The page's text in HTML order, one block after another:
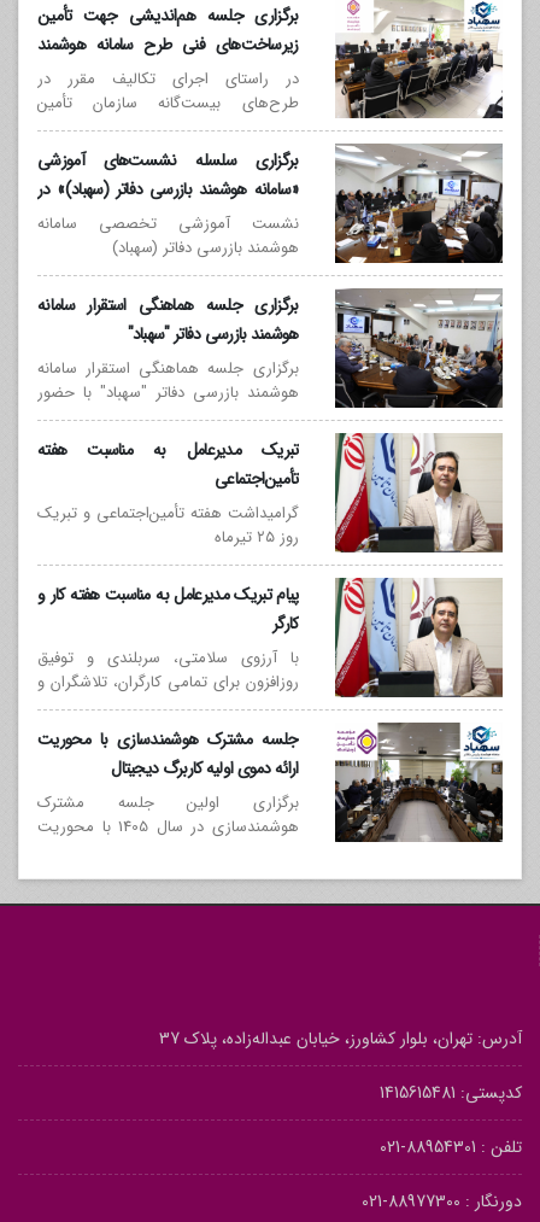
برگزاری جلسه هم‌اندیشی جهت تأمین
زیرساخت‌های فنی طرح سامانه هوشمند
بازرسی دفاتر (سهباد)
در راستای اجرای تکالیف مقرر در
طرح‌های بیست‌گانه سازمان تأمین
اجتماعی و با هدف تحقق هوشمندسازی
فرآیندها، مورخ 1405/05/11 جلسه
تخصصی بررسی و تأمین زیرساخت‌های
ارتباطی و تجهیزات فنی مورد نیاز برای
استقرار سامانه «سهباد» در مؤسسه
حسابرسی تأمین اجتماعی برگزار شد.
برگزاری سلسله نشست‌های آموزشی
«سامانه هوشمند بازرسی دفاتر (سهباد)» در
موسسه حسابرسی تأمین اجتماعی
نشست آموزشی تخصصی سامانه
هوشمند بازرسی دفاتر (سهباد)
برگزاری جلسه هماهنگی استقرار سامانه
هوشمند بازرسی دفاتر "سهباد"
برگزاری جلسه هماهنگی استقرار سامانه
هوشمند بازرسی دفاتر "سهباد" با حضور
دبیرخانه امور کارگزاری‌ها، انجمن صنفی
کارگزاری ها سازمان تامین اجتماعی و
جامعه حسابداران رسمی
تبریک مدیرعامل به مناسبت هفته
تأمین‌اجتماعی
گرامیداشت هفته تأمین‌اجتماعی و تبریک
روز ۲۵ تیرماه
پیام تبریک مدیرعامل به مناسبت هفته کار و
کارگر
با آرزوی سلامتی، سربلندی و توفیق
روزافزون برای تمامی کارگران، تلاشگران و
کارکنان پرتلاش موسسه حسابرسی تأمین
اجتماعی
جلسه مشترک هوشمندسازی با محوریت
ارائه دموی اولیه کاربرگ دیجیتال
برگزاری اولین جلسه مشترک
هوشمندسازی در سال 1405 با محوریت
آدرس: تهران، بلوار کشاورز، خیابان عبداله‌زاده، پلاک 37
کدپستی: 1415615481
تلفن : 88954301-021
دورنگار : 88977300-021